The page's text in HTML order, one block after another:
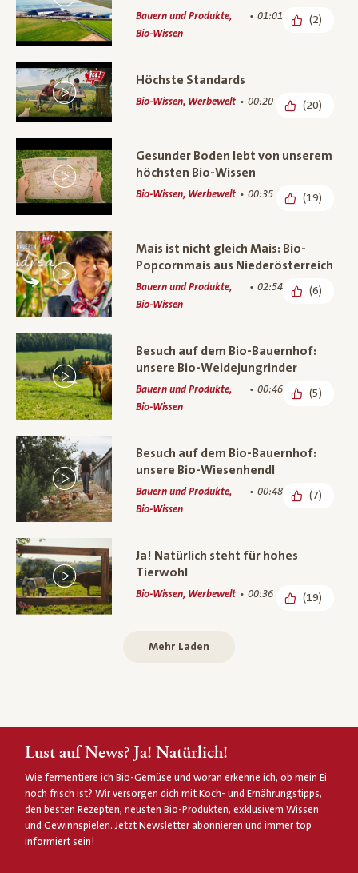
Bauern und Produkte,
Bio-Wissen
01:01 (2)
Höchste Standards
Bio-Wissen, Werbewelt 00:20 (20)
Gesunder Boden lebt von unserem
höchsten Bio-Wissen
Bio-Wissen, Werbewelt 00:35 (19)
Mais ist nicht gleich Mais: Bio-
Popcornmais aus Niederösterreich
Bauern und Produkte,
Bio-Wissen
02:54 (6)
Besuch auf dem Bio-Bauernhof:
unsere Bio-Weidejungrinder
Bauern und Produkte,
Bio-Wissen
00:46 (5)
Besuch auf dem Bio-Bauernhof:
unsere Bio-Wiesenhendl
Bauern und Produkte,
Bio-Wissen
00:48 (7)
Ja! Natürlich steht für hohes
Tierwohl
Bio-Wissen, Werbewelt 00:36 (19)
Mehr Laden
Lust auf News? Ja! Natürlich!
Wie fermentiere ich Bio-Gemüse und woran erkenne ich, ob mein Ei
noch frisch ist? Wir versorgen dich mit Koch- und Ernährungstipps,
den besten Rezepten, neusten Bio-Produkten, exklusivem Wissen
und Gewinnspielen. Jetzt Newsletter abonnieren und immer top
informiert sein!